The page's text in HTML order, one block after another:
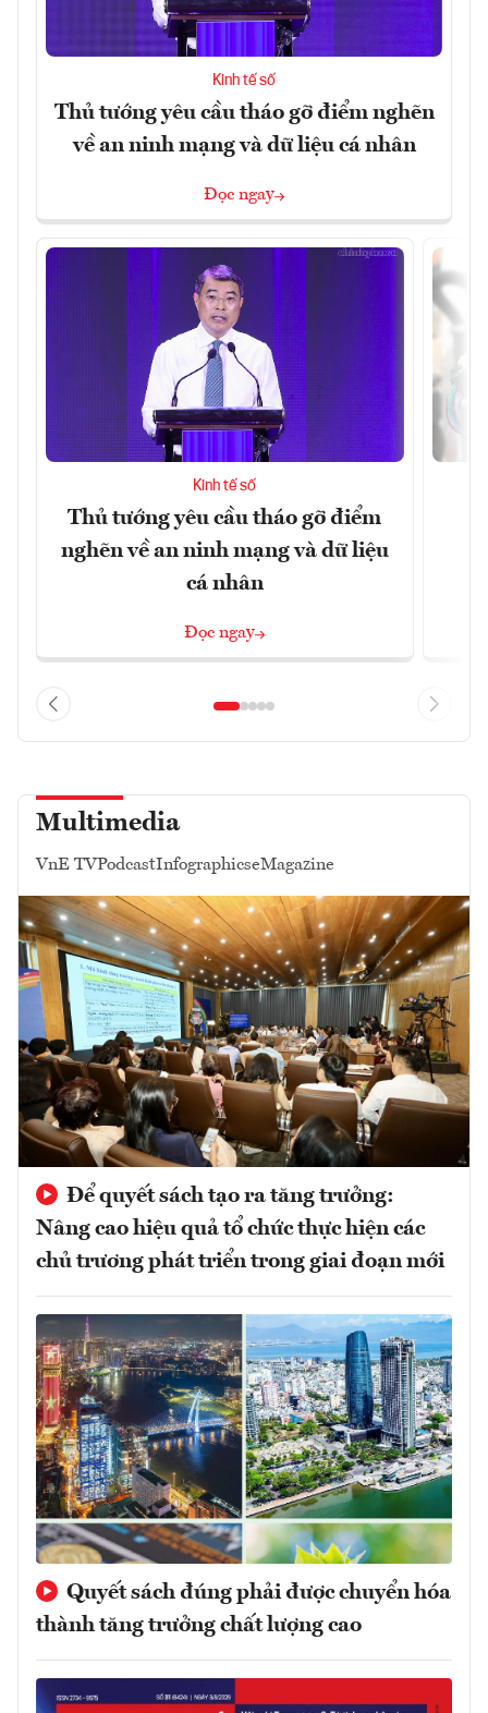
Kinh tế số
Thủ tướng yêu cầu tháo gỡ điểm nghẽn
về an ninh mạng và dữ liệu cá nhân
Đọc ngay
Kinh tế số
Thủ tướng yêu cầu tháo gỡ điểm
nghẽn về an ninh mạng và dữ liệu
cá nhân
Đọc ngay
Multimedia
VnE TVPodcastInfographicseMagazine
Để quyết sách tạo ra tăng trưởng:
Nâng cao hiệu quả tổ chức thực hiện các
chủ trương phát triển trong giai đoạn mới
Quyết sách đúng phải được chuyển hóa
thành tăng trưởng chất lượng cao